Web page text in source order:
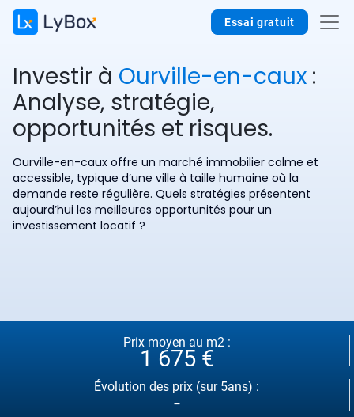
Essai gratuit
Investir à Ourville-en-caux :
Analyse, stratégie,
opportunités et risques.
Ourville-en-caux offre un marché immobilier calme et
accessible, typique d’une ville à taille humaine où la
demande reste régulière. Quels stratégies présentent
aujourd’hui les meilleures opportunités pour un
investissement locatif ?
Prix moyen au m2 :
1 675 €
Évolution des prix (sur 5ans) :
-